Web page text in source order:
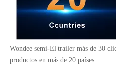
Wondee semi-El trailer más de 30
productos en más de 20 países.